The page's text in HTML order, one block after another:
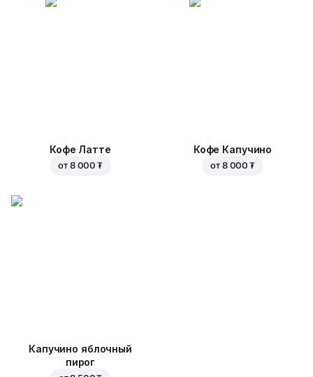
Кофе Латте
от 8 000 ₮
Кофе Капучино
от 8 000 ₮
Капучино яблочный
пирог